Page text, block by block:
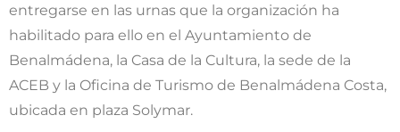
entregarse en las urnas que la organización ha
habilitado para ello en el Ayuntamiento de
Benalmádena, la Casa de la Cultura, la sede de la
ACEB y la Oficina de Turismo de Benalmádena Costa,
ubicada en plaza Solymar.